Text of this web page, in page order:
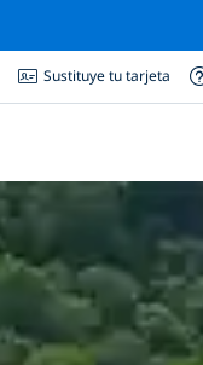
Sustituye tu tarjeta